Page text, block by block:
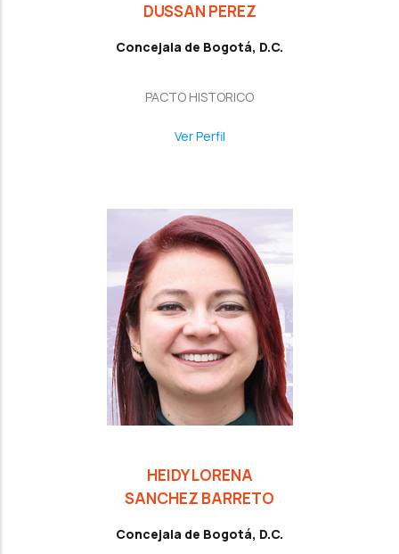
DUSSAN PEREZ
Concejala de Bogotá, D.C.
PACTO HISTORICO
Ver Perfil
HEIDY LORENA
SANCHEZ BARRETO
Concejala de Bogotá, D.C.